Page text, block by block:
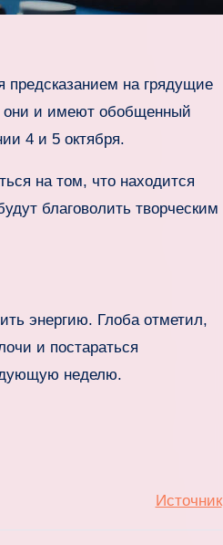
предсказанием на грядущие
они и имеют обобщенный
4 и 5 октября.
на том, что находится
благоволить творческим
энергию. Глоба отметил,
и постараться
неделю.
Источник